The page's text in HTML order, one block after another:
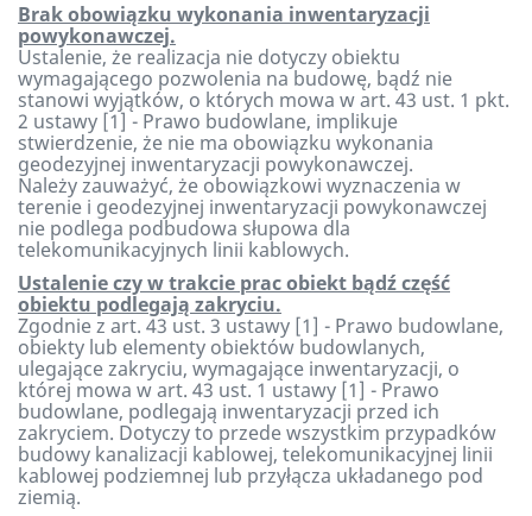
Brak obowiązku wykonania inwentaryzacji
powykonawczej.
Ustalenie, że realizacja nie dotyczy obiektu
wymagającego pozwolenia na budowę, bądź nie
stanowi wyjątków, o których mowa w art. 43 ust. 1 pkt.
2 ustawy [1] - Prawo budowlane, implikuje
stwierdzenie, że nie ma obowiązku wykonania
geodezyjnej inwentaryzacji powykonawczej.
Należy zauważyć, że obowiązkowi wyznaczenia w
terenie i geodezyjnej inwentaryzacji powykonawczej
nie podlega podbudowa słupowa dla
telekomunikacyjnych linii kablowych.
Ustalenie czy w trakcie prac obiekt bądź część
obiektu podlegają zakryciu.
Zgodnie z art. 43 ust. 3 ustawy [1] - Prawo budowlane,
obiekty lub elementy obiektów budowlanych,
ulegające zakryciu, wymagające inwentaryzacji, o
której mowa w art. 43 ust. 1 ustawy [1] - Prawo
budowlane, podlegają inwentaryzacji przed ich
zakryciem. Dotyczy to przede wszystkim przypadków
budowy kanalizacji kablowej, telekomunikacyjnej linii
kablowej podziemnej lub przyłącza układanego pod
ziemią.